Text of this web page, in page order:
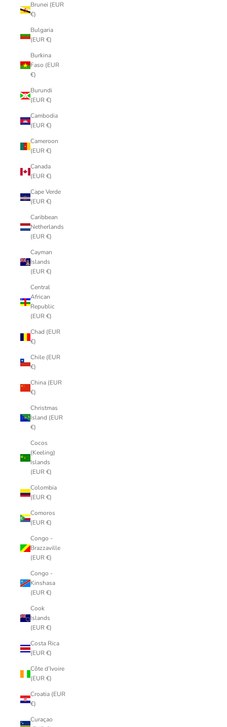
Brunei (EUR
€)
Bulgaria
(EUR €)
Burkina
Faso (EUR
€)
Burundi
(EUR €)
Cambodia
(EUR €)
Cameroon
(EUR €)
Canada
(EUR €)
Cape Verde
(EUR €)
Caribbean
Netherlands
(EUR €)
Cayman
Islands
(EUR €)
Central
African
Republic
(EUR €)
Chad (EUR
€)
Chile (EUR
€)
China (EUR
€)
Christmas
Island (EUR
€)
Cocos
(Keeling)
Islands
(EUR €)
Colombia
(EUR €)
Comoros
(EUR €)
Congo -
Brazzaville
(EUR €)
Congo -
Kinshasa
(EUR €)
Cook
Islands
(EUR €)
Costa Rica
(EUR €)
Côte d’Ivoire
(EUR €)
Croatia (EUR
€)
Curaçao